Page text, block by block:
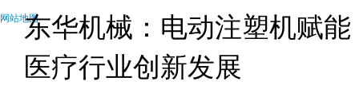
东华机械：电动注塑机赋能
医疗行业创新发展
网站地图